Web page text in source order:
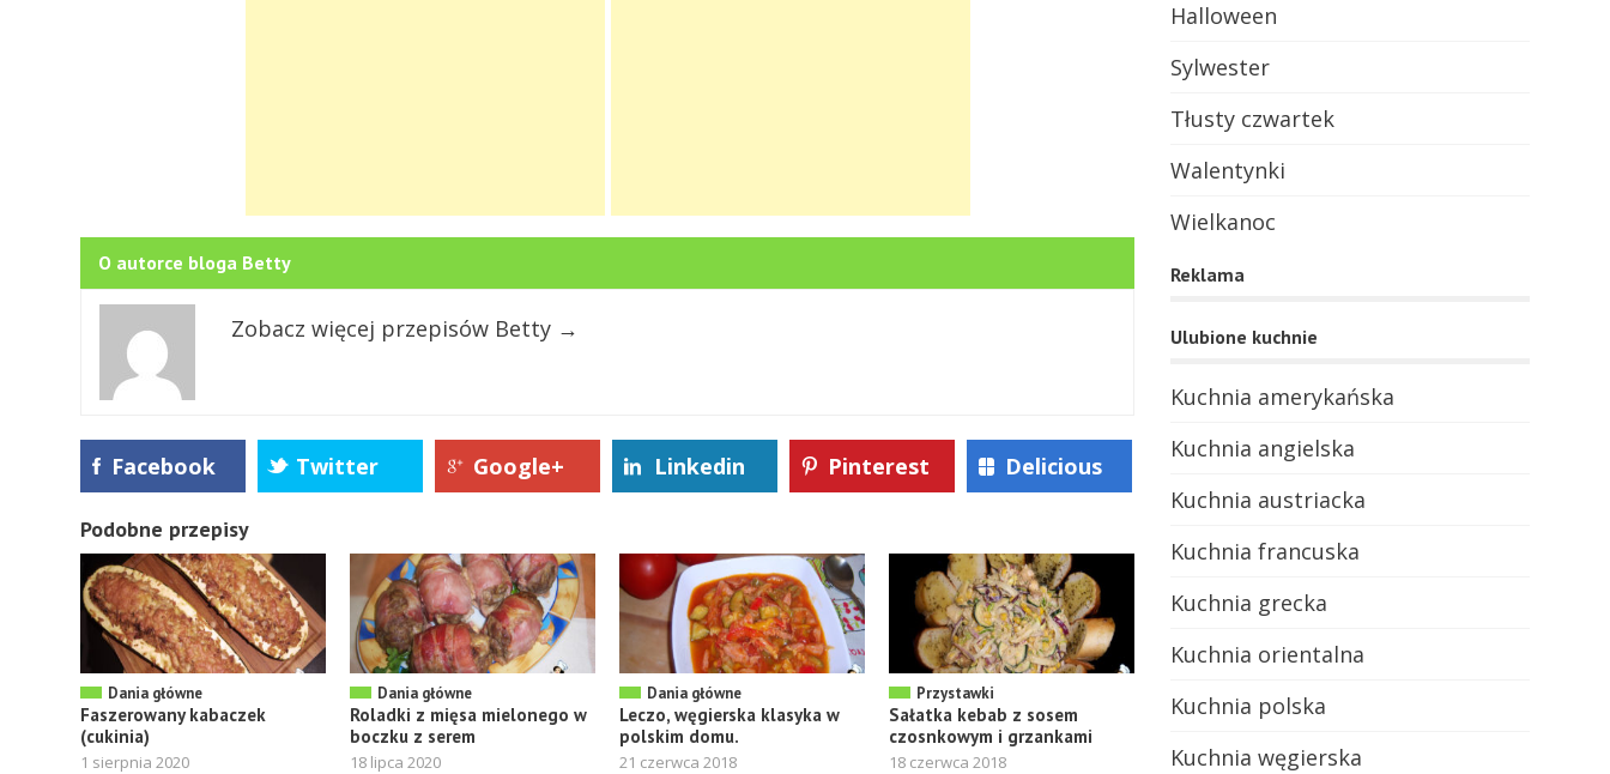
O autorce bloga Betty
Zobacz więcej przepisów Betty →
Facebook Twitter Google+ Linkedin Pinterest Delicious
Podobne przepisy
Dania główne
Faszerowany kabaczek
(cukinia)
1 sierpnia 2020
Dania główne
Roladki z mięsa mielonego w
boczku z serem
18 lipca 2020
Dania główne
Leczo, węgierska klasyka w
polskim domu.
21 czerwca 2018
Przystawki
Sałatka kebab z sosem
czosnkowym i grzankami
18 czerwca 2018
Halloween
Sylwester
Tłusty czwartek
Walentynki
Wielkanoc
Reklama
Ulubione kuchnie
Kuchnia amerykańska
Kuchnia angielska
Kuchnia austriacka
Kuchnia francuska
Kuchnia grecka
Kuchnia orientalna
Kuchnia polska
Kuchnia węgierska